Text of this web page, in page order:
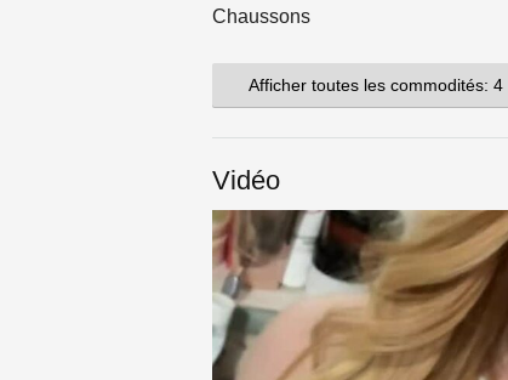
Chaussons
Afficher toutes les commodités: 4
Vidéo